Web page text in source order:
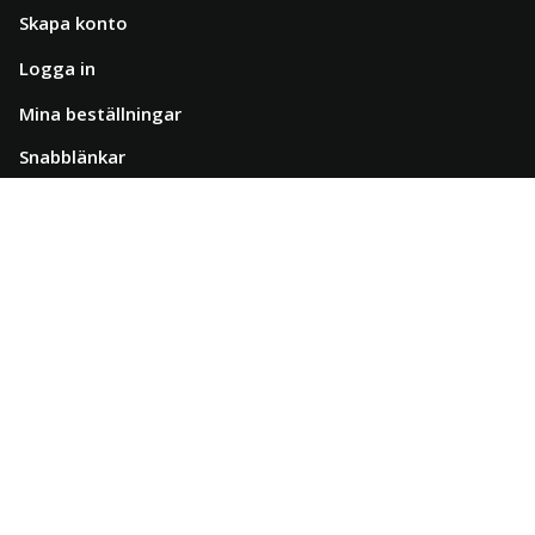
Skapa konto
Logga in
Mina beställningar
Snabblänkar